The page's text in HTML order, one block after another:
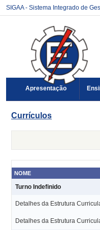
SIGAA - Sistema Integrado de
Apresentação
Currículos
NOME
Turno Indefinido
Detalhes da Estrutura
Detalhes da Estrutura